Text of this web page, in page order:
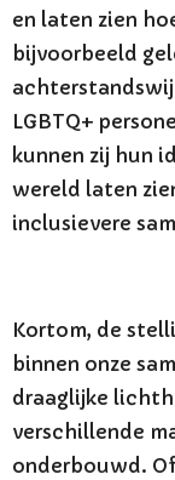
en laten zien
bijvoorbeeld
LGBTQ+
kunnen zij hun
wereld laten
inclusievere
Kortom, de
binnen onze
draaglijke
verschillende
onderbouwd.